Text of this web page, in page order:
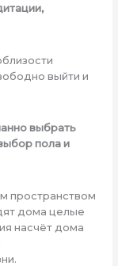
выйти и
выбрать
пола и
пространством
дома целые
насчёт дома